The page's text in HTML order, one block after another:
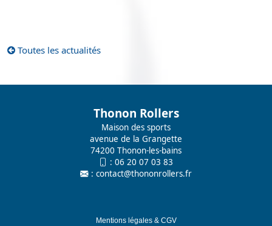
Toutes les actualités
Thonon Rollers
Maison des sports
avenue de la Grangette
74200 Thonon-les-bains
: 06 20 07 03 83
: contact@thononrollers.fr
Mentions légales & CGV